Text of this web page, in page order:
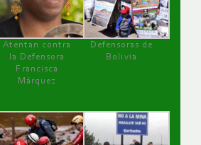
Atentan contra
la Defensora
Francisca
Márquez
Defensoras de
Bolivia